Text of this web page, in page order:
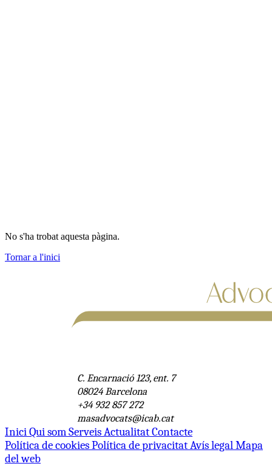
No s'ha trobat aquesta pàgina.
Tornar a l'inici
C. Encarnació 123, ent. 7
08024 Barcelona
+34 932 857 272
masadvocats@icab.cat
IniciQui somServeisActualitatContacte
Política de cookiesPolítica de privacitatAvís legalMapa
del web